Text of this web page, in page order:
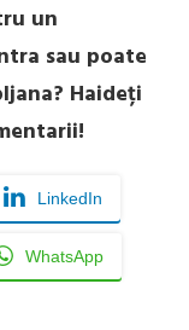
un
sau poate
Haideți
LinkedIn
WhatsApp